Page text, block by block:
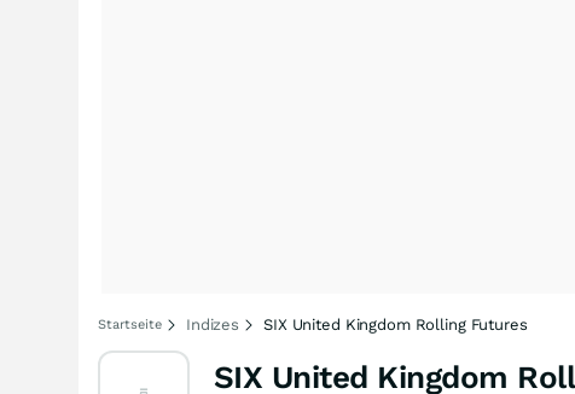
Startseite Indizes SIX United Kingdom Rolling Futures
SIX United Kingdom